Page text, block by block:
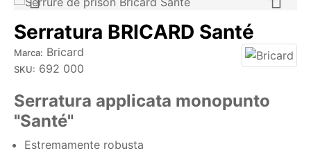
Serratura BRICARD Santé
Marca: Bricard
SKU: 692 000
Serratura applicata monopunto
"Santé"
Estremamente robusta